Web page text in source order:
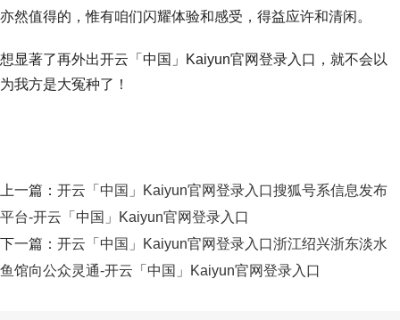
亦然值得的，惟有咱们闪耀体验和感受，得益应许和清闲。
想显著了再外出开云「中国」Kaiyun官网登录入口，就不会以
为我方是大冤种了！
上一篇： 开云「中国」Kaiyun官网登录入口搜狐号系信息发布
平台-开云「中国」Kaiyun官网登录入口
下一篇： 开云「中国」Kaiyun官网登录入口浙江绍兴浙东淡水
鱼馆向公众灵通-开云「中国」Kaiyun官网登录入口